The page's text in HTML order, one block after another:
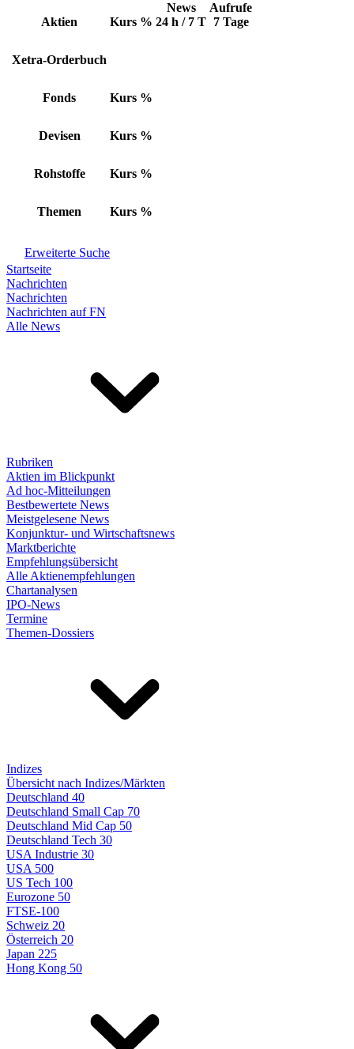
Aktien Kurs %
News
24 h / 7 T
Aufrufe
7 Tage
Xetra-Orderbuch
Fonds Kurs %
Devisen Kurs %
Rohstoffe Kurs %
Themen Kurs %
Erweiterte Suche
Startseite
Nachrichten
Nachrichten
Nachrichten auf FN
Alle News
Rubriken
Aktien im Blickpunkt
Ad hoc-Mitteilungen
Bestbewertete News
Meistgelesene News
Konjunktur- und Wirtschaftsnews
Marktberichte
Empfehlungsübersicht
Alle Aktienempfehlungen
Chartanalysen
IPO-News
Termine
Themen-Dossiers
Indizes
Übersicht nach Indizes/Märkten
Deutschland 40
Deutschland Small Cap 70
Deutschland Mid Cap 50
Deutschland Tech 30
USA Industrie 30
USA 500
US Tech 100
Eurozone 50
FTSE-100
Schweiz 20
Österreich 20
Japan 225
Hong Kong 50